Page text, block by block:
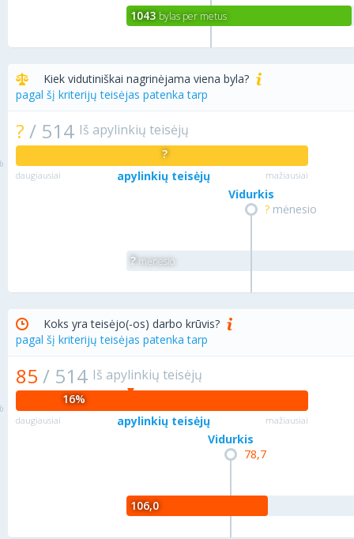
1043 bylas per metus
Kiek vidutiniškai nagrinėjama viena byla?
pagal šį kriterijų teisėjas patenka tarp
? / 514 Iš apylinkių teisėjų
?
daugiausiai apylinkių teisėjų mažiausiai
? mėnesio
Vidurkis
? mėnesio
Koks yra teisėjo(-os) darbo krūvis?
pagal šį kriterijų teisėjas patenka tarp
85 / 514 Iš apylinkių teisėjų
16%
daugiausiai apylinkių teisėjų mažiausiai
78,7
Vidurkis
106,0